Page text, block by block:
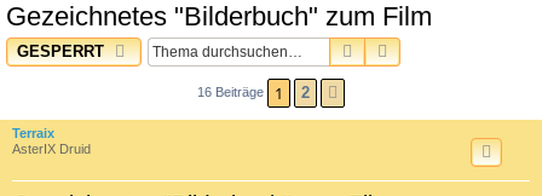
Gezeichnetes "Bilderbuch" zum Film
GESPERRT SUCHEERWEITERTE
16 Beiträge 1 2
Terraix
AsterIX Druid